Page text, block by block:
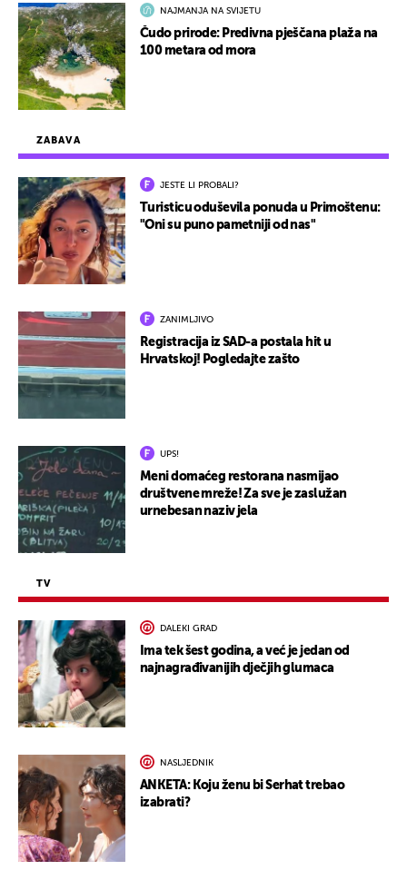
ZABAVA
JESTE LI PROBALI?
Turisticu oduševila ponuda u Primoštenu:
"Oni su puno pametniji od nas"
ZANIMLJIVO
Registracija iz SAD-a postala hit u
Hrvatskoj! Pogledajte zašto
UPS!
Meni domaćeg restorana nasmijao
društvene mreže! Za sve je zaslužan
urnebesan naziv jela
TV
DALEKI GRAD
Ima tek šest godina, a već je jedan od
najnagrađivanijih dječjih glumaca
NASLJEDNIK
ANKETA: Koju ženu bi Serhat trebao
izabrati?
NAJMANJA NA SVIJETU
Čudo prirode: Predivna pješčana plaža na
100 metara od mora